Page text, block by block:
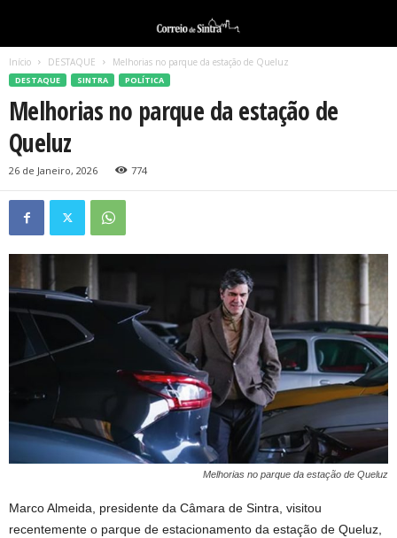
Início DESTAQUE Melhorias no parque da estação de Queluz
DESTAQUE SINTRA POLÍTICA
Melhorias no parque da estação de
Queluz
26 de Janeiro, 2026 774
Melhorias no parque da estação de Queluz
Marco Almeida, presidente da Câmara de Sintra, visitou
recentemente o parque de estacionamento da estação de Queluz,